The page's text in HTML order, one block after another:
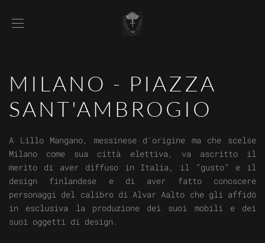
MILANO - PIAZZA
SANT'AMBROGIO
A Lillo Mangano, messinese d'origine ma che scelse
Milano come sua città elettiva, va ascritto il
merito di aver diffuso in Italia, il “gusto” e il
design finlandese e di aver fatto conoscere
personaggi del calibro di Alvar Aalto che gli affidò
in esclusiva la produzione dei suoi mobili e dei
suoi oggetti di design.